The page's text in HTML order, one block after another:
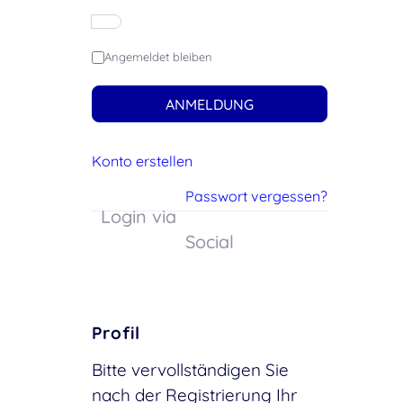
Angemeldet bleiben
ANMELDUNG
Konto erstellen
Passwort vergessen?
Login via
Social
Profil
Bitte vervollständigen Sie
nach der Registrierung Ihr